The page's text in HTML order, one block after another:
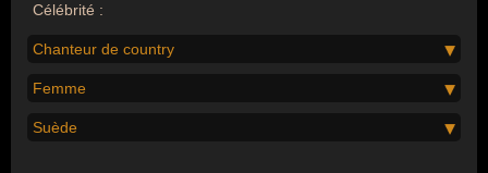
Célébrité :
Chanteur de country
Femme
Suède